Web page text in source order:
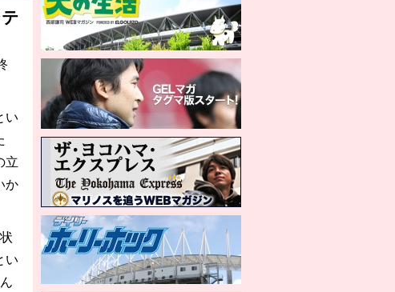
い
立
か
い